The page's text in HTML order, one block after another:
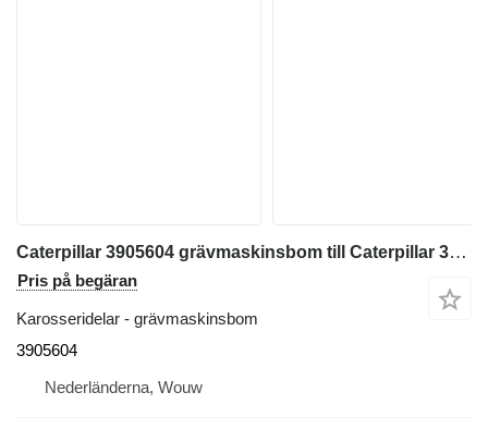
Caterpillar 3905604 grävmaskinsbom till Caterpillar 312E 312F 313F 318F 312EL 315FL 314ECR 312FGC 313FGC 314FCR 314ELCR 313FLGC 315FLCR grävmaskin
Pris på begäran
Karosseridelar - grävmaskinsbom
3905604
Nederländerna, Wouw